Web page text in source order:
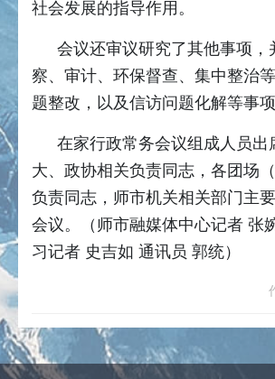
社会发展的指导作用。
会议还审议研究了其他事项，
察、审计、环保督查、集中整治
题整改，以及信访问题化解等事项
在家行政常务会议组成人员出
大、政协相关负责同志，各团场
负责同志，师市机关相关部门主
会议。（师市融媒体中心记者 张
习记者 史吉如 通讯员 郭统）